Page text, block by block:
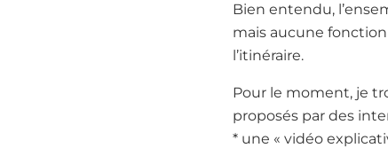
Bien entendu,
mais aucune
l’itinéraire.
Pour le moment, je
proposés par des
* une « vidéo